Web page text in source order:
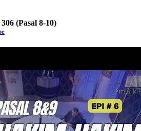
(Pasal 8-10)